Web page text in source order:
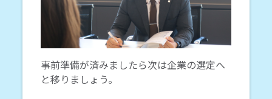
事前準備が済みましたら次は企業の選定へ
と移りましょう。